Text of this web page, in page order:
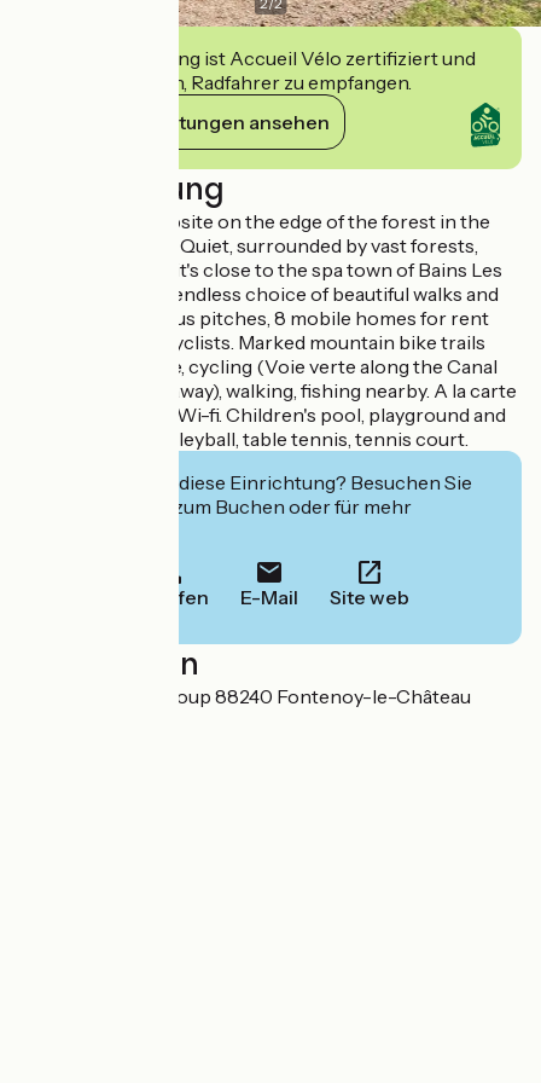
Diese Einrichtung ist Accueil Vélo zertifiziert und
verpflichtet sich, Radfahrer zu empfangen.
Ihre Verpflichtungen ansehen
Beschreibung
2-star family campsite on the edge of the forest in the
southern Vosges. Quiet, surrounded by vast forests,
ponds and rivers, it's close to the spa town of Bains Les
Bains. There's an endless choice of beautiful walks and
bike rides. Spacious pitches, 8 mobile homes for rent
and 3 cabins for cyclists. Marked mountain bike trails
from the campsite, cycling (Voie verte along the Canal
des Vosges 2 km away), walking, fishing nearby. A la carte
evening catering, Wi-fi. Children's pool, playground and
petanque area, volleyball, table tennis, tennis court.
Interessiert Sie diese Einrichtung? Besuchen Sie
deren Website zum Buchen oder für mehr
Anrufen E-Mail Site web
Localisation
11 route de Saint Loup 88240 Fontenoy-le-Château